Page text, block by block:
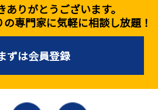
ありがとうございます。
専門家に気軽に相談し放題！
ずは会員登録